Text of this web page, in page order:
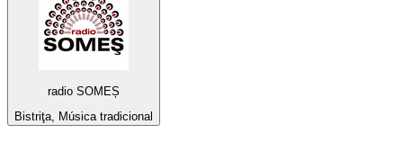
radio SOMEȘ
Bistriţa, Música tradicional